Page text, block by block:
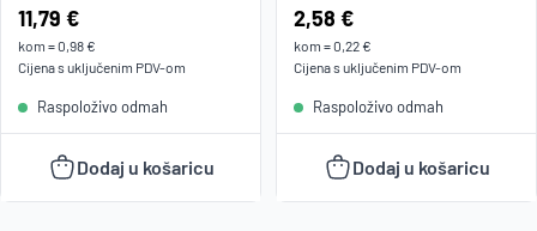
Cijena:
11,79 €
kom =0,98 €
Cijena s uključenim PDV-om
Raspoloživo odmah
Dodaj u košaricu
Cijena:
2,58 €
kom =0,22 €
Cijena s uključenim PDV-om
Raspoloživo odmah
Dodaj u košaricu